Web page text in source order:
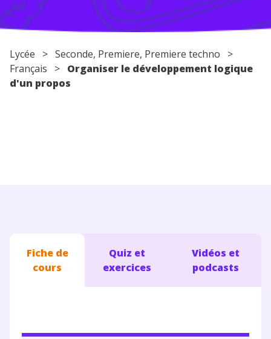
Conseils pour les parents
Lycée > Seconde, Premiere, Premiere techno >
Français > Organiser le développement logique
d'un propos
Fiche de
cours
Quiz et
exercices
Vidéos et
podcasts